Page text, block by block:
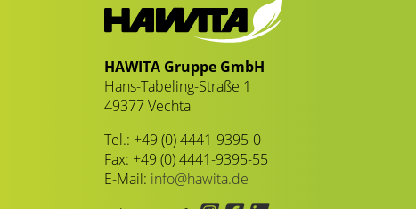
HAWITA Gruppe GmbH
Hans-Tabeling-Straße 1
49377 Vechta
Tel.: +49 (0) 4441-9395-0
Fax: +49 (0) 4441-9395-55
E-Mail: info@hawita.de